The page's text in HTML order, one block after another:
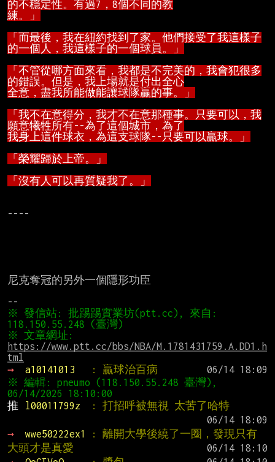
練。」
「而最後，我在紐約找到了家。他們接受了我這樣子
的一個人，我這樣子的一個球員。」
「不管從哪方面來看，我都是不完美的，我會犯很多
全意，盡我所能做能讓球隊贏的事。」
「我不在意得分，我才不在意那種事。只要可以，我
我身上這件球衣，為這支球隊--只要可以贏球。」
「榮耀歸於上帝。」
「沒有人可以再質疑我了。」
----
尼克奪冠的另外一個隱形功臣
※ 發信站: 批踢踢實業坊(ptt.cc), 來自:
https://www.ptt.cc/bbs/NBA/M.1781431759.A.DD1.h
tml
→
a10141013 : 贏球治百病
※ 編輯: pneumo (118.150.55.248 臺灣),
推
l00011799z
: 打招呼被無視 太苦了哈特
→
wwe50222ex1
: 離開大學後繞了一圈，發現只有
大頭才是真愛